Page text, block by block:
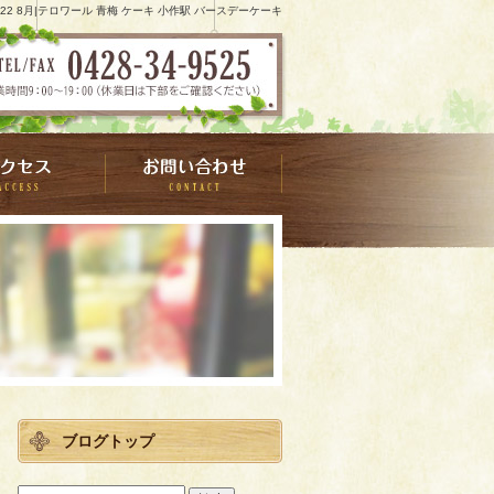
8月|テロワール 青梅 ケーキ 小作駅 バースデーケーキ
ブログトップ